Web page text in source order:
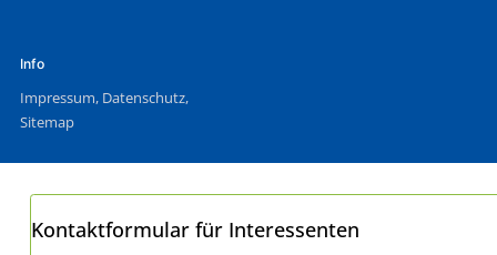
Info
Impressum, Datenschutz,
Sitemap
Kontaktformular für Interessenten